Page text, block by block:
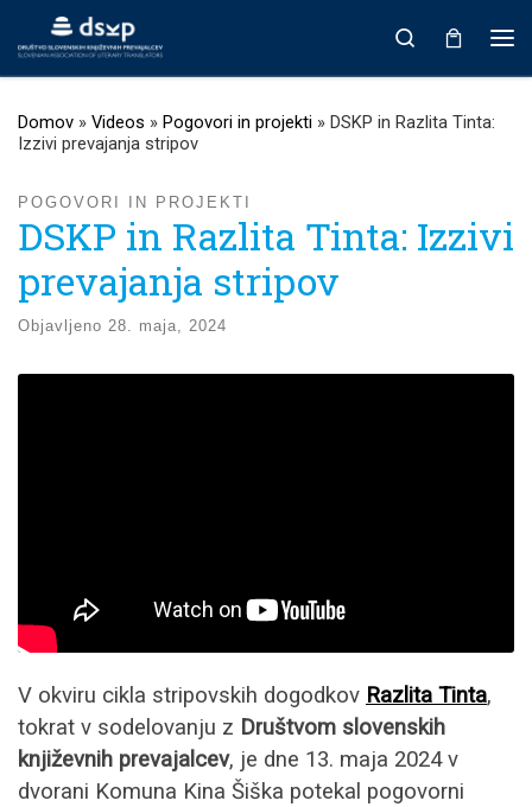
Prikaži vso vsebino
Search
Domov » Videos » Pogovori in projekti » DSKP in Razlita Tinta:
Izzivi prevajanja stripov
POGOVORI IN PROJEKTI
DSKP in Razlita Tinta: Izzivi
prevajanja stripov
Objavljeno 28. maja, 2024
V okviru cikla stripovskih dogodkov Razlita Tinta,
tokrat v sodelovanju z Društvom slovenskih
književnih prevajalcev, je dne 13. maja 2024 v
dvorani Komuna Kina Šiška potekal pogovorni